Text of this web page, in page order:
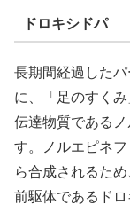
ドロキシドパ
長期間経過した
に、「足のすく
伝達物質である
す。ノルエピネ
ら合成されるた
前駆体であるド